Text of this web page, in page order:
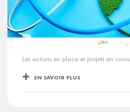
Les actions en place et projets en cours
EN SAVOIR PLUS